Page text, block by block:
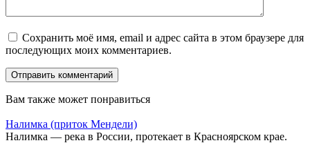
Сохранить моё имя, email и адрес сайта в этом браузере для
последующих моих комментариев.
Вам также может понравиться
Налимка (приток Мендели)
Налимка — река в России, протекает в Красноярском крае.